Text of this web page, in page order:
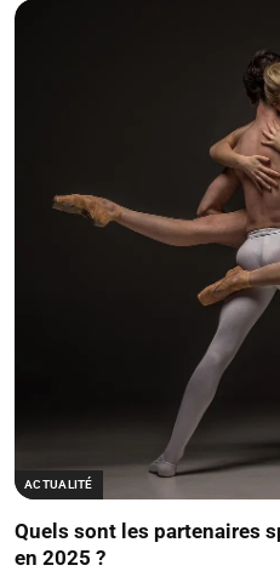
ACTUALITÉ
Quels sont les partenaires
en 2025 ?